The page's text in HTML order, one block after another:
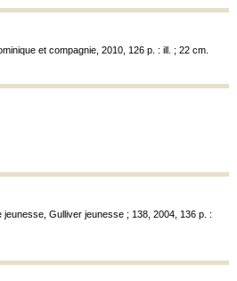
et compagnie, 2010, 126 p. : ill. ; 22 cm.
jeunesse, Gulliver jeunesse ; 138, 2004, 136 p. :